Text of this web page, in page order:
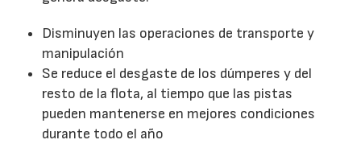
Disminuyen las operaciones de transporte y
manipulación
Se reduce el desgaste de los dúmperes y del
resto de la flota, al tiempo que las pistas
pueden mantenerse en mejores condiciones
durante todo el año